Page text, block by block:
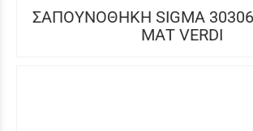
ΣΑΠΟΥΝΟΘΗΚΗ SIGMA
ΜΑΤ VERDI